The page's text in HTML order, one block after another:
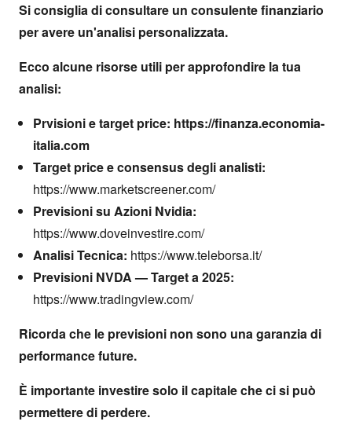
Si consiglia di consultare un consulente finanziario
per avere un'analisi personalizzata.
Ecco alcune risorse utili per approfondire la tua
analisi:
Prvisioni e target price: https://finanza.economia-
italia.com
Target price e consensus degli analisti:
https://www.marketscreener.com/
Previsioni su Azioni Nvidia:
https://www.doveinvestire.com/
Analisi Tecnica: https://www.teleborsa.it/
Previsioni NVDA — Target a 2025:
https://www.tradingview.com/
Ricorda che le previsioni non sono una garanzia di
performance future.
È importante investire solo il capitale che ci si può
permettere di perdere.